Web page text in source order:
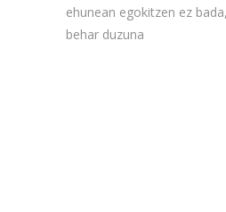
ehunean egokitzen ez
behar duzuna